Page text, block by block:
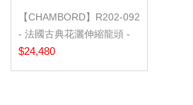
【CHAMBORD】R202-092
- 法國古典花灑伸縮龍頭 -
(無包...
$24,480